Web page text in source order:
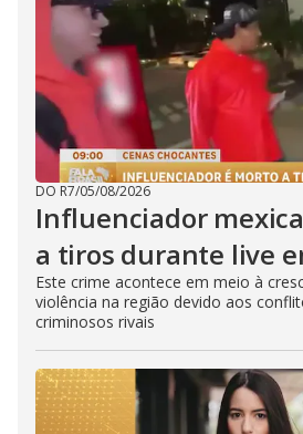
DO R7/05/08/2026
Influenciador
a tiros durante live
Este crime acontece em meio à
violência na região devido aos
criminosos rivais